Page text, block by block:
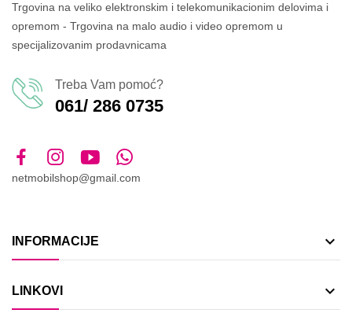
Trgovina na veliko elektronskim i telekomunikacionim delovima i
opremom - Trgovina na malo audio i video opremom u
specijalizovanim prodavnicama
Treba Vam pomoć?
061/ 286 0735
netmobilshop@gmail.com
INFORMACIJE 
LINKOVI 